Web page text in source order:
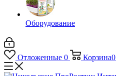
Оборудование
Отложенные 0 Корзина0